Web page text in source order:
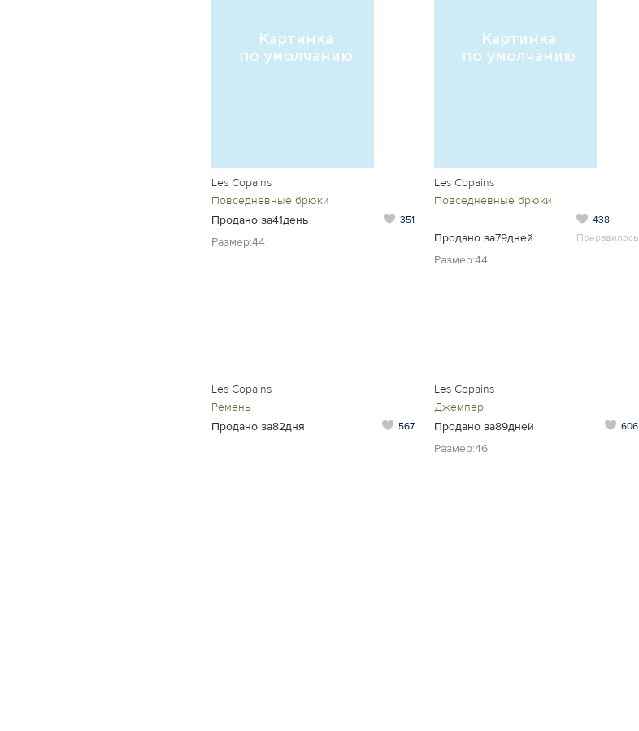
Les Copains
Повседневные брюки
Продано за41день
351
Размер:44
Les Copains
Повседневные брюки
Продано за79дней
438
Понравилось
Размер:44
Les Copains
Ремень
Продано за82дня
567
Les Copains
Джемпер
Продано за89дней
606
Размер:46